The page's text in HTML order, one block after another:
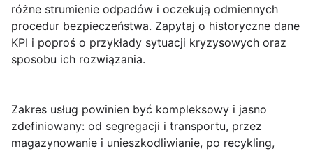
różne strumienie odpadów i oczekują odmiennych
procedur bezpieczeństwa. Zapytaj o historyczne dane
KPI i poproś o przykłady sytuacji kryzysowych oraz
sposobu ich rozwiązania.
Zakres usług powinien być kompleksowy i jasno
zdefiniowany: od segregacji i transportu, przez
magazynowanie i unieszkodliwianie, po recykling,